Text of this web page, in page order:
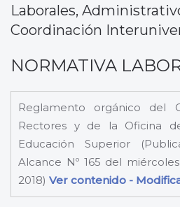
Laborales,
Coordinación
NORMATIVA
Reglamento orgánico del
Rectores y de la Oficina
Educación Superior
Alcance Nº 165 del
2018) Ver contenido -